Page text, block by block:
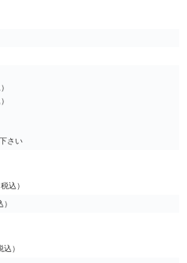
さい
込）
）